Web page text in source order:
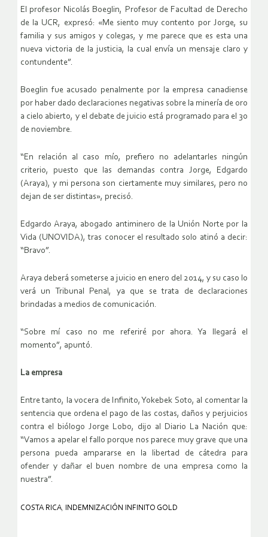
El profesor Nicolás Boeglin, Profesor de Facultad de Derecho
de la UCR, expresó: «Me siento muy contento por Jorge, su
familia y sus amigos y colegas, y me parece que es esta una
nueva victoria de la justicia, la cual envía un mensaje claro y
contundente”.
Boeglin fue acusado penalmente por la empresa canadiense
por haber dado declaraciones negativas sobre la minería de oro
a cielo abierto, y el debate de juicio está programado para el 30
de noviembre.
“En relación al caso mío, prefiero no adelantarles ningún
criterio, puesto que las demandas contra Jorge, Edgardo
(Araya), y mi persona son ciertamente muy similares, pero no
dejan de ser distintas», precisó.
Edgardo Araya, abogado antiminero de la Unión Norte por la
Vida (UNOVIDA), tras conocer el resultado solo atinó a decir:
“Bravo”.
Araya deberá someterse a juicio en enero del 2014, y su caso lo
verá un Tribunal Penal, ya que se trata de declaraciones
brindadas a medios de comunicación.
“Sobre mí caso no me referiré por ahora. Ya llegará el
momento”, apuntó.
La empresa
Entre tanto, la vocera de Infinito, Yokebek Soto, al comentar la
sentencia que ordena el pago de las costas, daños y perjuicios
contra el biólogo Jorge Lobo, dijo al Diario La Nación que:
“Vamos a apelar el fallo porque nos parece muy grave que una
persona pueda ampararse en la libertad de cátedra para
ofender y dañar el buen nombre de una empresa como la
nuestra”.
COSTA RICA INDEMNIZACIÓN INFINITO GOLD